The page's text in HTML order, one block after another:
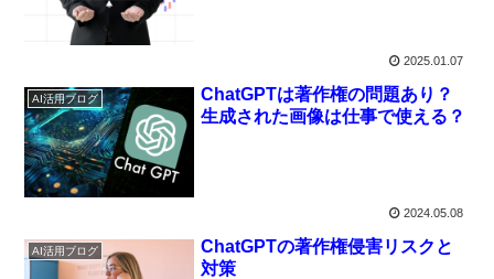
2025.01.07
AI活用ブログ
ChatGPTは著作権の問題あり？
生成された画像は仕事で使える？
2024.05.08
AI活用ブログ
ChatGPTの著作権侵害リスクと
対策